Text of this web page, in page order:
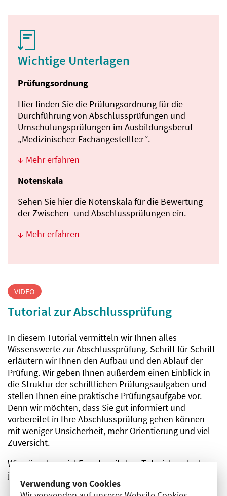
Verwendung von Cookies
Wichtige Unterlagen
Prüfungsordnung
Hier finden Sie die Prüfungsordnung für die
Durchführung von Abschluss­prüfungen und
Umschulungs­prüfungen im Ausbildungs­beruf
„Medizinische:r Fachangestellte:r“.
Mehr erfahren
Notenskala
Sehen Sie hier die Notenskala für die Bewertung
der Zwischen- und Abschluss­prüfungen ein.
Mehr erfahren
VIDEO
Tutorial zur Abschlussprüfung
In diesem Tutorial vermitteln wir Ihnen alles
Wissenswerte zur Abschlussprüfung. Schritt für Schritt
erläutern wir Ihnen den Aufbau und den Ablauf der
Prüfung. Wir geben Ihnen außerdem einen Einblick in
die Struktur der schriftlichen Prüfungs­aufgaben und
stellen Ihnen eine praktische Prüfungsaufgabe vor.
Denn wir möchten, dass Sie gut informiert und
vorbereitet in Ihre Abschluss­prüfung gehen können –
mit weniger Unsicherheit, mehr Orientierung und viel
Zuversicht.
Wir wünschen viel Freude mit dem Tutorial und schon
jetzt viel Erfolg für die Prüfungen!